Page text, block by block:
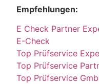
Empfehlungen:
E Check Partner
E-Check
Top Prüfservice
Top Prüfservice
Top Prüfservice